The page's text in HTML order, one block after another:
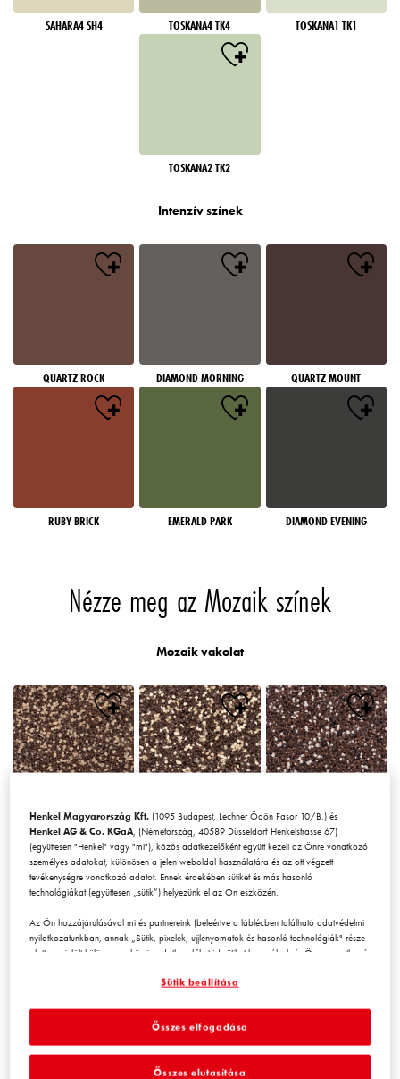
SAHARA4 SH4 TOSKANA4 TK4 TOSKANA1 TK1
TOSKANA2 TK2
Intenzív színek
QUARTZ ROCK DIAMOND MORNING QUARTZ MOUNT
RUBY BRICK EMERALD PARK DIAMOND EVENING
Nézze meg az Mozaik színek
Mozaik vakolat
Chile1 Chile2 Chile3
Henkel Magyarország Kft.(1095 Budapest, Lechner Ödön Fasor 10/B.) és
Henkel AG & Co. KGaA , (Németország, 40589 Düsseldorf Henkelstrasse 67)
(együttesen "Henkel" vagy "mi"), közös adatkezelőként együtt kezeli az Önre vonatkozó
személyes adatokat, különösen a jelen weboldal használatára és az ott végzett
tevékenységre vonatkozó adatot. Ennek érdekében sütiket és más hasonló
technológiákat (együttesen „sütik”) helyezünk el az Ön eszközén.
Az Ön hozzájárulásával mi és partnereink (beleértve a láblécben található adatvédelmi
nyilatkozatunkban, annak „Sütik, pixelek, ujjlenyomatok és hasonló technológiák" része
alatt megjelöltkülön vagyközös
adatkezelőket is) sütiket használunk és Önre vonatkozó
optimalizálására, a weboldal használatát javító funkciók biztosítására
weboldal Ön (illetve a cég, amelynek Ön az alkalmazásában áll) általi használatát,
valamint a velünk folytatott kereskedelmi műveleteket, tevékenységeket, és ezek alapján
nyomon követjük termékeink harmadik fél weboldalán történő megvásárlását,
karbantartjuk az üzleti szereplőkre vonatkozó adatainkat, és egyéni profilokat hozunk
létre Önről, amelyeket harmadik felektől és más weboldalakról származó adatokkal
Sütik beállítása
Összes elutasítása
Összes elfogadása